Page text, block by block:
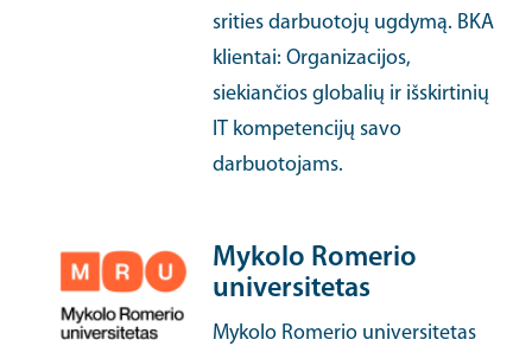
srities darbuotojų ugdymą. BKA
klientai: Organizacijos,
siekiančios globalių ir išskirtinių
IT kompetencijų savo
darbuotojams.
Mykolo Romerio
universitetas
Mykolo Romerio universitetas